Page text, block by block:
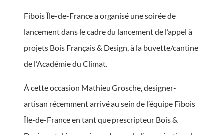
Fibois Île-de-France a organisé une soirée de
lancement dans le cadre du lancement de l’appel à
projets Bois Français & Design, à la buvette/cantine
de l’Académie du Climat.
À cette occasion Mathieu Grosche, designer-
artisan récemment arrivé au sein de l’équipe Fibois
Île-de-France en tant que prescripteur Bois &